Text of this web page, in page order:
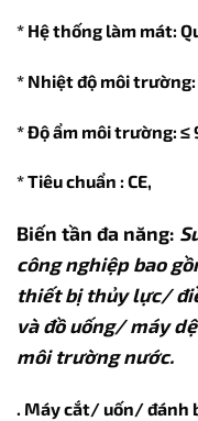
* Hệ thống làm mát:
* Nhiệt độ môi
* Độ ẩm môi trường: ≤
* Tiêu chuẩn : CE,
Biến tần đa năng:
công nghiệp bao
thiết bị thủy lực/
và đồ uống/ máy
môi trường nước.
. Máy cắt/ uốn/ đánh